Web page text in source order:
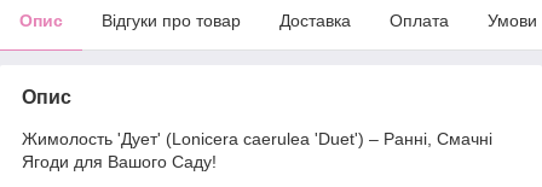
Опис Відгуки про товар Доставка Оплата Умови
Опис
Жимолость 'Дует' (Lonicera caerulea 'Duet') – Ранні, Смачні
Ягоди для Вашого Саду!